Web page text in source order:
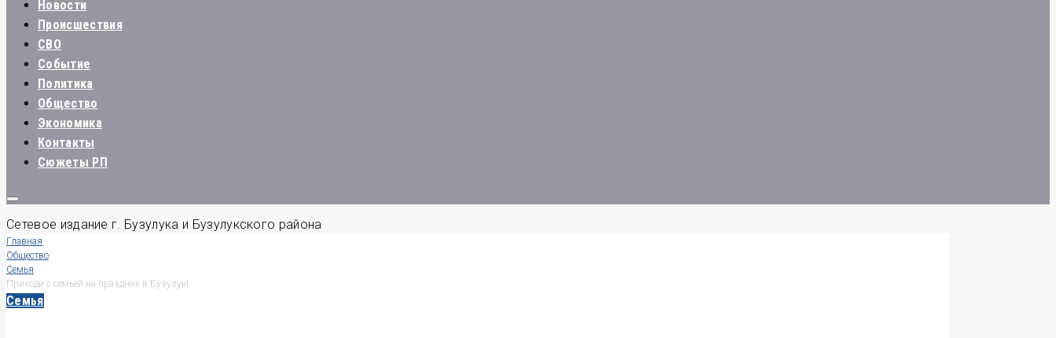
Новости
Происшествия
СВО
Событие
Политика
Общество
Экономика
Контакты
Сюжеты РП
Сетевое издание г. Бузулука и Бузулукского района
Главная
Общество
Семья
Приходи с семьей на праздник в Бузулук!
Семья